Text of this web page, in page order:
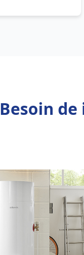
Besoin